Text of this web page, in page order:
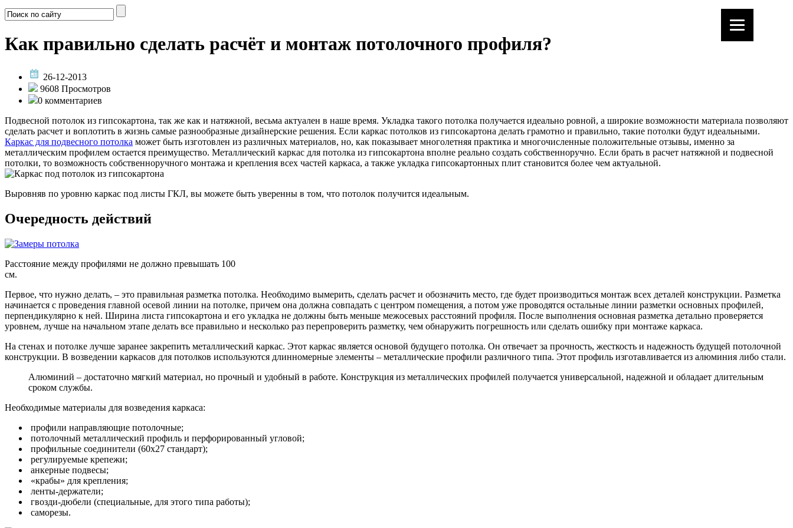
Как правильно сделать расчёт и монтаж потолочного профиля?
26-12-2013
9608 Просмотров
0 комментариев
Подвесной потолок из гипсокартона, так же как и натяжной, весьма актуален в наше время. Укладка такого потолка получается идеально ровной, а широкие возможности материала позволяют
сделать расчет и воплотить в жизнь самые разнообразные дизайнерские решения. Если каркас потолков из гипсокартона делать грамотно и правильно, такие потолки будут идеальными.
Каркас для подвесного потолка может быть изготовлен из различных материалов, но, как показывает многолетняя практика и многочисленные положительные отзывы, именно за
металлическим профилем остается преимущество. Металлический каркас для потолка из гипсокартона вполне реально создать собственноручно. Если брать в расчет натяжной и подвесной
потолки, то возможность собственноручного монтажа и крепления всех частей каркаса, а также укладка гипсокартонных плит становится более чем актуальной.
Выровняв по уровню каркас под листы ГКЛ, вы можете быть уверенны в том, что потолок получится идеальным.
Очередность действий
Расстояние между профилями не должно превышать 100
см.
Первое, что нужно делать, – это правильная разметка потолка. Необходимо вымерить, сделать расчет и обозначить место, где будет производиться монтаж всех деталей конструкции. Разметка
начинается с проведения главной осевой линии на потолке, причем она должна совпадать с центром помещения, а потом уже проводятся остальные линии разметки основных профилей,
перпендикулярно к ней. Ширина листа гипсокартона и его укладка не должны быть меньше межосевых расстояний профиля. После выполнения основная разметка детально проверяется
уровнем, лучше на начальном этапе делать все правильно и несколько раз перепроверить разметку, чем обнаружить погрешность или сделать ошибку при монтаже каркаса.
На стенах и потолке лучше заранее закрепить металлический каркас. Этот каркас является основой будущего потолка. Он отвечает за прочность, жесткость и надежность будущей потолочной
конструкции. В возведении каркасов для потолков используются длинномерные элементы – металлические профили различного типа. Этот профиль изготавливается из алюминия либо стали.
Алюминий – достаточно мягкий материал, но прочный и удобный в работе. Конструкция из металлических профилей получается универсальной, надежной и обладает длительным
сроком службы.
Необходимые материалы для возведения каркаса:
профили направляющие потолочные;
потолочный металлический профиль и перфорированный угловой;
профильные соединители (60х27 стандарт);
регулируемые крепежи;
анкерные подвесы;
«крабы» для крепления;
ленты-держатели;
гвозди-дюбели (специальные, для этого типа работы);
саморезы.